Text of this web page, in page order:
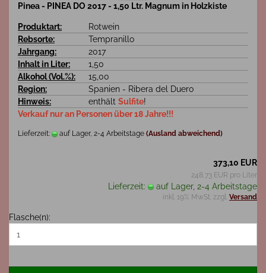
Pinea - PINEA DO 2017 - 1,50 Ltr. Magnum in Holzkiste
Produktart:
Rotwein
Rebsorte:
Tempranillo
Jahrgang:
2017
Inhalt in Liter:
1,50
Alkohol (Vol.%):
15,00
Region:
Spanien - Ribera del Duero
Hinweis:
enthält Sulfite!
Verkauf nur an Personen über 18 Jahre!!!
Lieferzeit: auf Lager, 2-4 Arbeitstage (Ausland abweichend)
373,10 EUR
248,73 EUR pro Liter
Lieferzeit: auf Lager, 2-4 Arbeitstage
inkl. 19% MwSt. zzgl. Versand
Flasche(n):